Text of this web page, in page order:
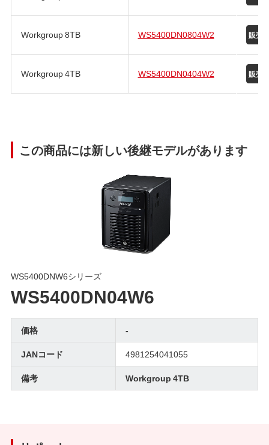
Workgroup 8TB WS5400DN0804W2
Workgroup 4TB WS5400DN0404W2
この商品には新しい後継モデルがあります
WS5400DNW6シリーズ
WS5400DN04W6
価格
-
JANコード
4981254041055
備考
Workgroup 4TB